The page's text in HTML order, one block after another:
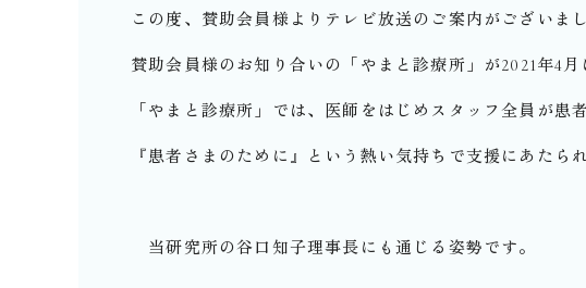
この度、賛助会員様よりテレビ放送のご案内がございま
賛助会員様のお知り合いの「やまと診療所」が2021年4
「やまと診療所」では、医師をはじめスタッフ全員が患
『患者さまのために』という熱い気持ちで支援にあたら
当研究所の谷口知子理事長にも通じる姿勢です。